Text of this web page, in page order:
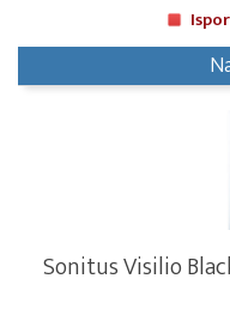
Sonitus Visilio